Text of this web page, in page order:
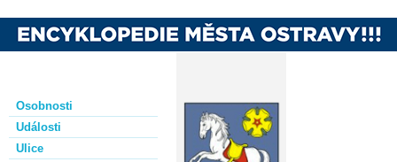
Osobnosti
Události
Ulice